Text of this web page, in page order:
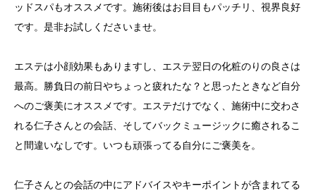
ッドスパもオススメです。施術後はお目目もパッチリ、視界良好
です。是非お試しくださいませ。
エステは小顔効果もありますし、エステ翌日の化粧のりの良さは
最高。勝負日の前日やちょっと疲れたな？と思ったときなど自分
へのご褒美にオススメです。エステだけでなく、施術中に交わさ
れる仁子さんとの会話、そしてバックミュージックに癒されるこ
と間違いなしです。いつも頑張ってる自分にご褒美を。
仁子さんとの会話の中にアドバイスやキーポイントが含まれてる